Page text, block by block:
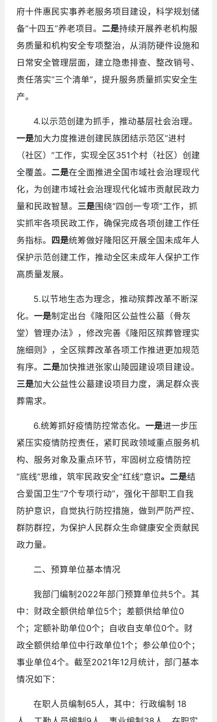
府十件惠民实事养老服务项目建设，科学规划储
备“十四五”养老项目。 二是持续开展养老机构服
务质量和机构安全专项整治，从消防硬件设施和
日常安全管理层面，建立隐患排查、整改销号、
责任落实“三个清单”，提升服务质量抓实安全生
产。
4.以示范创建为抓手，推动基层社会治理。
一是加大力度推进创建民族团结示范区“进村
（社区）”工作，实现全区351个村（社区）创建
全覆盖。 二是在全面推进全国市域社会治理现代
化，为创建市域社会治理现代化城市贡献民政力
量和民政智慧。 三是围绕“四创一专项”工作，抓
实抓牢各项民政工作，确保完成各项创建工作任
务指标。 四是统筹做好隆阳区开展全国未成年人
保护示范创建工作，推动全区未成年人保护工作
高质量发展。
5.以节地生态为理念，推动殡葬改革不断深
化。 一是制定出台《隆阳区公益性公墓（骨灰
堂）管理办法》，修改完善《隆阳区殡葬管理实
施细则》，全区殡葬改革各项工作推进更加规范
有序。 二是加快推进张家山陵园建设项目建设。
三是加大公益性公墓建设项目力度，满足群众丧
葬需求。
6.统筹抓好疫情防控常态化。一是进一步压
紧压实疫情防控责任，紧盯民政领域重点服务机
构、服务对象及重点环节，牢固树立疫情防控
“底线”思维，筑牢民政安全“红线”意识。二是结
合爱国卫生“7个专项行动”，强化干部职工自我
防护意识，自觉执行防控措施，做到严防严控、
群防群控，为保护人民群众生命健康安全贡献民
政力量。
二、预算单位基本情况
我部门编制2022年部门预算单位共5个。其
中：财政全额供给单位5个；差额供给单位0
个；定额补助单位0个；自收自支单位0个。财
政全额供给单位中行政单位1个；参公单位0个；
事业单位4个。截至2021年12月统计，部门基本
情况如下：
在职人员编制65人，其中：行政编制 18